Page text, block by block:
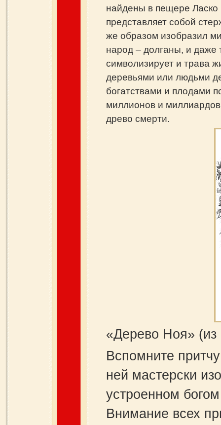
найдены в пещере
представляет собой
же образом изобразил
народ – долганы, и даже
символизирует и трава
деревьями или людьми
богатствами и плодами
миллионов и
древо смерти.
«Дерево Ноя» (из
Вспомните
ней мастерски
устроенном
Внимание всех